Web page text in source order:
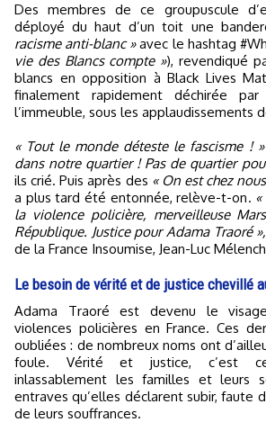
Des membres de ce groupuscule d’extrême droite ont
déployé du haut d’un toit une
racisme anti-blanc »avec le hashtag
vie des Blancs compte »), revendiqué
blancs en opposition à Black Lives
finalement rapidement déchirée
l’immeuble, sous les applaudissements
« Tout le monde déteste le fascisme ! »
dans notre quartier ! Pas de quartier
ils crié. Puis après des « On est chez
a plus tard été entonnée, relève-t-on.
la violence policière, merveilleuse
République. Justice pour Adama Traoré »,
de la France Insoumise, Jean-Luc
Le besoin de vérité et de justice chevillé
Adama Traoré est devenu le visage des victimes de
violences policières en France. Ces
oubliées : de nombreux noms ont
foule. Vérité et justice, c’est
inlassablement les familles et leurs
entraves qu’elles déclarent subir, faute
de leurs souffrances.